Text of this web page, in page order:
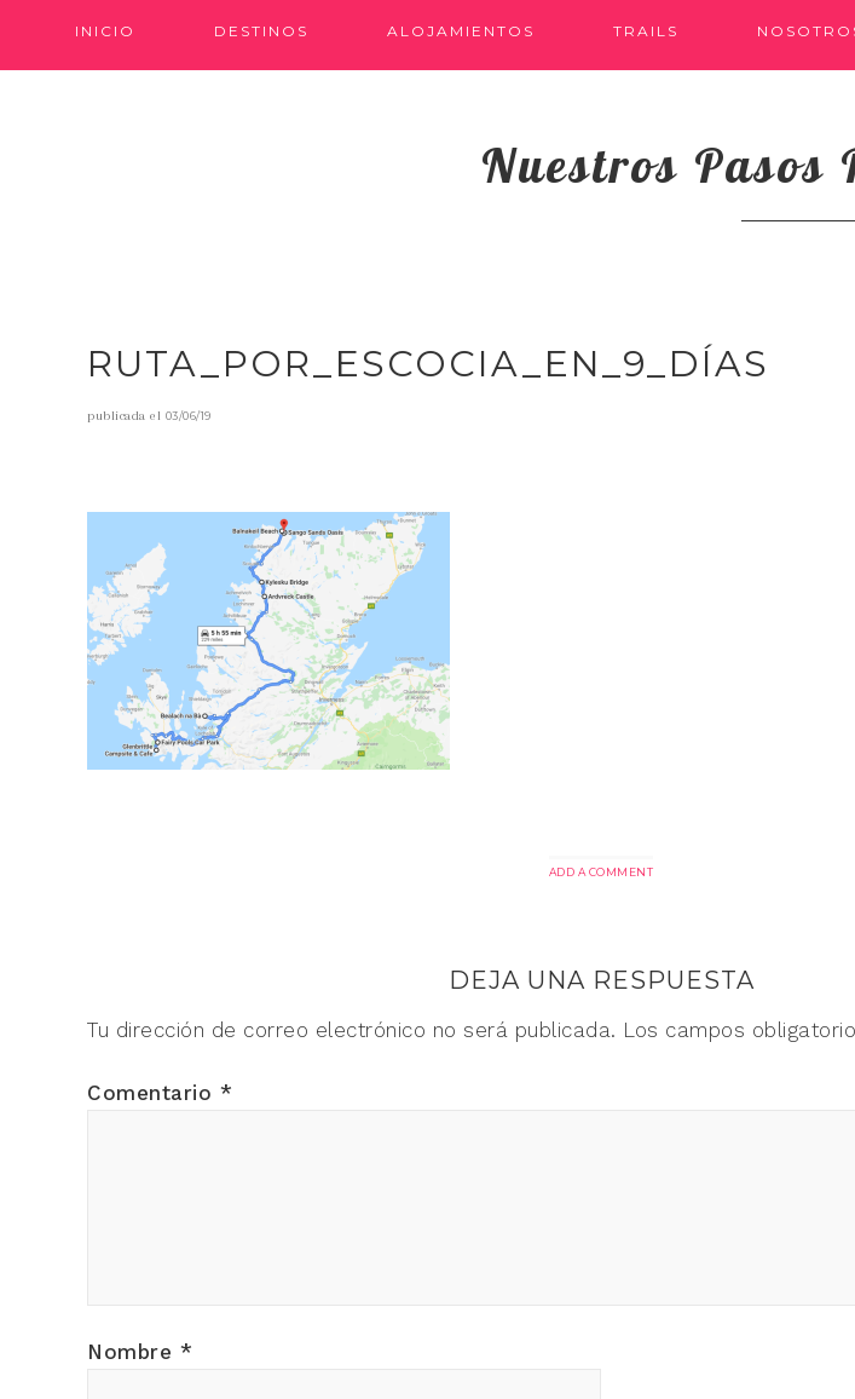
INICIO DESTINOS ALOJAMIENTOS TRAILS
Nuestros Pasos
RUTA_POR_ESCOCIA_EN_9_DÍAS
publicada el 03/06/19
ADD A COMMENT
DEJA UNA RESPUESTA
Tu dirección de correo electrónico no será publicada. Los campos
Comentario *
Nombre *